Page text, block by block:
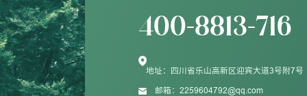
400-8813-716
地址：四川省乐山高新区迎宾大道3号附7号
邮箱：2259604792@qq.com